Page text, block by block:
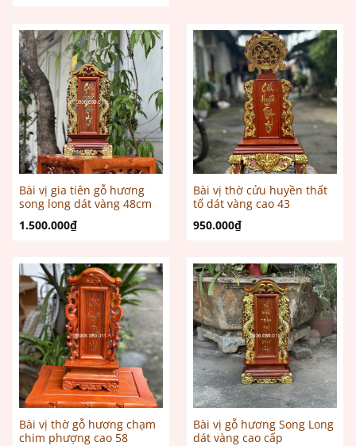
Bài vị gia tiên gỗ hương
song long dát vàng 48cm
1.500.000₫
Bài vị thờ cửu huyền thất
tổ dát vàng cao 43
950.000₫
Bài vị thờ gỗ hương chạm
chim phượng cao 58
Bài vị gỗ hương Song Long
dát vàng cao cấp